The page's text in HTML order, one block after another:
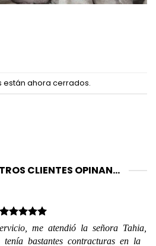
están ahora cerrados.
CLIENTES OPINAN...
me atendió la señora Tahia,
tenía bastantes contracturas en la